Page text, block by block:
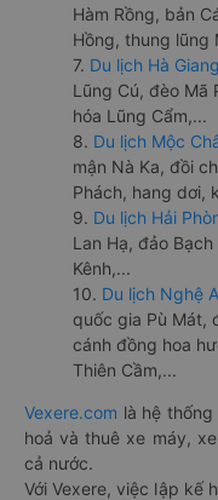
Hàm Rồng, bản
Hồng, thung lũng
7. Du lịch Hà
Lũng Cú, đèo Mã
hóa Lũng Cẩm,...
8. Du lịch Mộc
mận Nà Ka, đồi
Phách, hang dơi,
9. Du lịch Hải
Lan Hạ, đảo
Kênh,...
10. Du lịch Nghệ
quốc gia Pù Mát,
cánh đồng hoa
Thiên Cầm,...
Vexere.com là hệ
hoả và thuê xe máy,
cả nước.
Với Vexere, việc lập kế